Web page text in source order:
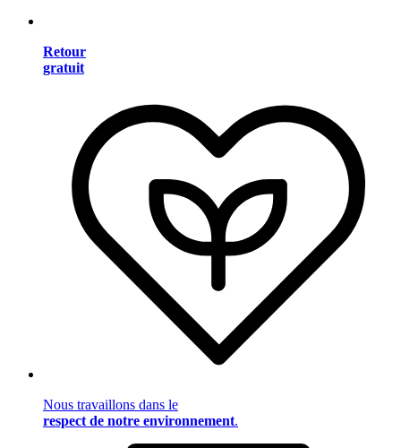
Retour
gratuit
Nous travaillons dans le
respect de notre environnement.